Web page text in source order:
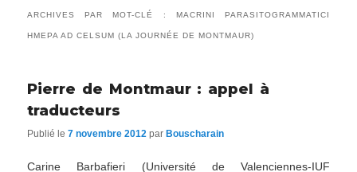
ARCHIVES PAR MOT-CLÉ : MACRINI PARASITOGRAMMATICI
HMEPA AD CELSUM (LA JOURNÉE DE MONTMAUR)
Pierre de Montmaur : appel à
traducteurs
Publié le7 novembre 2012 parBouscharain
Carine Barbafieri (Université de Valenciennes-IUF